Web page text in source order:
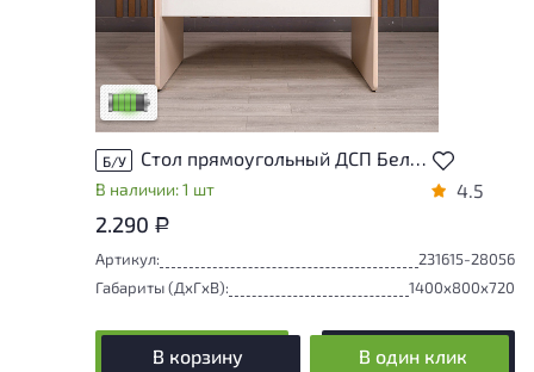
У товара присутствуют незначительные
следы эксплуатации, не влияющие на
удобство его использования
Низкая степень износа
Б/У Стол прямоугольный ДСП Белый Россия
В наличии: 1 шт 4.5
2.290 Р
Артикул:
231615-28056
Габариты (ДxГxВ):
1400x800x720
В корзину В один клик